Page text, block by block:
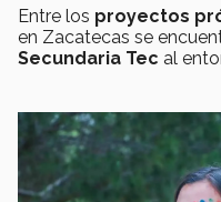
Entre los proyectos
en Zacatecas se
Secundaria Tec al